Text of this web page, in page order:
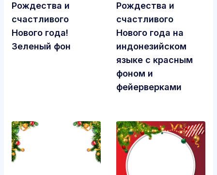
Рождества и
счастливого
Нового года!
Зеленый фон
Рождества и
счастливого
Нового года на
индонезийском
языке с красным
фоном и
фейерверками